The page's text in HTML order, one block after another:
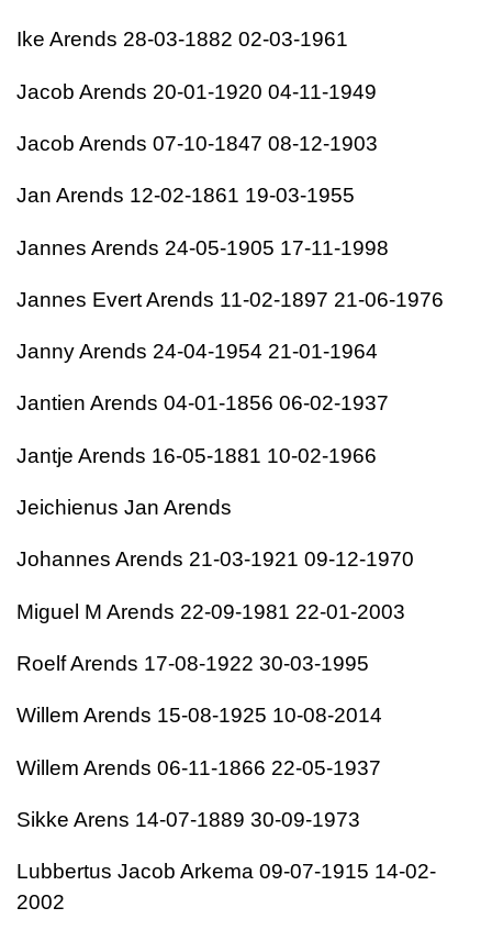
Ike Arends 28-03-1882 02-03-1961
Jacob Arends 20-01-1920 04-11-1949
Jacob Arends 07-10-1847 08-12-1903
Jan Arends 12-02-1861 19-03-1955
Jannes Arends 24-05-1905 17-11-1998
Jannes Evert Arends 11-02-1897 21-06-1976
Janny Arends 24-04-1954 21-01-1964
Jantien Arends 04-01-1856 06-02-1937
Jantje Arends 16-05-1881 10-02-1966
Jeichienus Jan Arends
Johannes Arends 21-03-1921 09-12-1970
Miguel M Arends 22-09-1981 22-01-2003
Roelf Arends 17-08-1922 30-03-1995
Willem Arends 15-08-1925 10-08-2014
Willem Arends 06-11-1866 22-05-1937
Sikke Arens 14-07-1889 30-09-1973
Lubbertus Jacob Arkema 09-07-1915 14-02-
2002